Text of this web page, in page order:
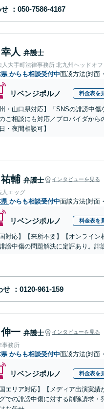
人 弁護士
人大手町法律事務所 北九州ヘッドオフ
県からも相談受付中面談方法(対面
リベンジポルノ 料金表を
州・山口県対応】「SNSの誹謗中
ご相談にも対応／プロバイダか
・夜間相談可】
輔 弁護士 インタビューを見る
人エッグ
県からも相談受付中面談方法(対面
リベンジポルノ 料金表を
国対応】【来所不要】【オンライ
謗中傷の問題解決に定評あり。誹
せ
一 弁護士 インタビューを見る
事務所
県からも相談受付中面談方法(対面
リベンジポルノ 料金表を
国エリア対応】【メディア出演実
での誹謗中傷に対する削除請求